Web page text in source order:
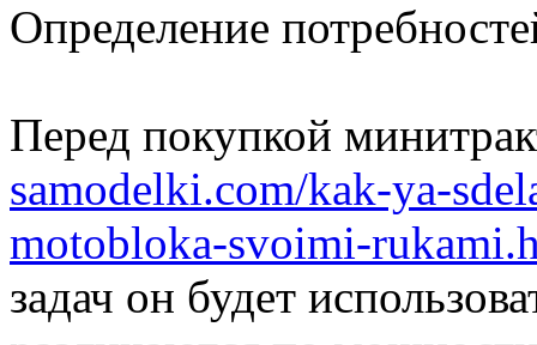
Определение
Перед покупкой
samodelki.com/kak-ya-
motobloka-svoimi-
задач он будет